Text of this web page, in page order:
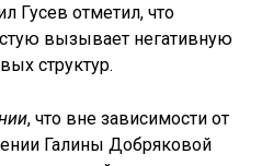
Гусев отметил, что
вызывает негативную
структур.
, что вне зависимости от
Галины Добряковой